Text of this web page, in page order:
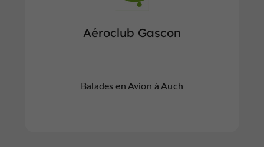
Aéroclub Gascon
Balades en Avion à Auch